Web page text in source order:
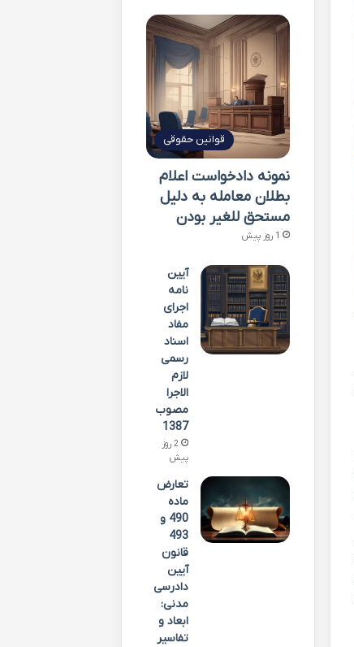
قوانین حقوقی
نمونه دادخواست اعلام
بطلان معامله به دلیل
مستحق للغیر بودن
1 روز پیش
آیین
نامه
اجرای
مفاد
اسناد
رسمی
لازم
الاجرا
مصوب
1387
2 روز
پیش
تعارض
ماده
490 و
493
قانون
آیین
دادرسی
مدنی:
ابعاد و
تفاسیر